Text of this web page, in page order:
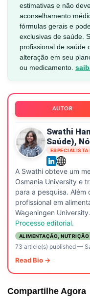
estimativas e não
aconselhamento
fórmulas gerais e
exclusivas de saúde.
profissional de saúde
alteração em seu
ou medicamento.
AUTOR
Swathi
Saúde),
ESPECIALISTA
A Swathi obteve um
Osmania University e
para a pesquisa. Além
profissional em
Wageningen University.
Processo editorial.
ALIMENTAÇÃO, NUTRIÇÃO
73 article(s) published—
Read Bio →
Compartilhe Agora